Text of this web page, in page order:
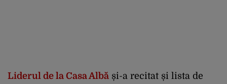
Liderul de la Casa Albă și-a recitat și lista de